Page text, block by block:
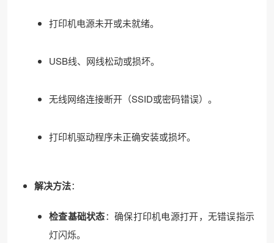
打印机电源未开或未就绪。
USB线、网线松动或损坏。
无线网络连接断开（SSID或密码错误）。
打印机驱动程序未正确安装或损坏。
解决方法：
检查基础状态：确保打印机电源打开，无错误指示
灯闪烁。